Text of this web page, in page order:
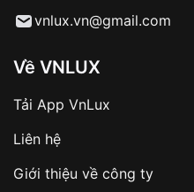
Từ khóa SEO:
sản phẩm đặc biệt
hàng
vnlux.vn@gmail.com
Về VNLUX
Tải App VnLux
Liên hệ
Giới thiệu về công ty